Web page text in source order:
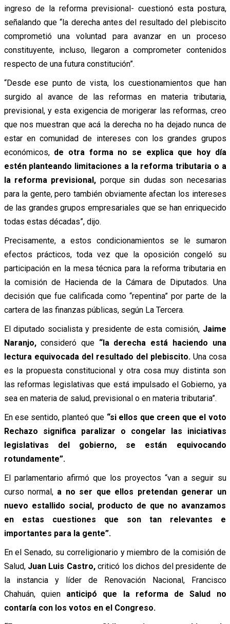
ingreso de la reforma previsional- cuestionó esta postura,
señalando que “la derecha antes del resultado del plebiscito
comprometió una voluntad para avanzar en un proceso
constituyente, incluso, llegaron a comprometer contenidos
respecto de una futura constitución”.
“Desde ese punto de vista, los cuestionamientos que han
surgido al avance de las reformas en materia tributaria,
previsional, y esta exigencia de morigerar las reformas, creo
que nos muestran que acá la derecha no ha dejado nunca de
estar en comunidad de intereses con los grandes grupos
económicos, de otra forma no se explica que hoy día
estén planteando limitaciones a la reforma tributaria o a
la reforma previsional, porque sin dudas son necesarias
para la gente, pero también obviamente afectan los intereses
de las grandes grupos empresariales que se han enriquecido
todas estas décadas”, dijo.
Precisamente, a estos condicionamientos se le sumaron
efectos prácticos, toda vez que la oposición congeló su
participación en la mesa técnica para la reforma tributaria en
la comisión de Hacienda de la Cámara de Diputados. Una
decisión que fue calificada como “repentina” por parte de la
cartera de las finanzas públicas, según La Tercera.
El diputado socialista y presidente de esta comisión, Jaime
Naranjo,consideró que “la derecha está haciendo una
lectura equivocada del resultado del plebiscito. Una cosa
es la propuesta constitucional y otra cosa muy distinta son
las reformas legislativas que está impulsado el Gobierno, ya
sea en materia de salud, previsional o en materia tributaria”.
En ese sentido, planteó que “si ellos que creen que el voto
Rechazo significa paralizar o congelar las iniciativas
legislativas del gobierno, se están equivocando
rotundamente”.
El parlamentario afirmó que los proyectos “van a seguir su
curso normal, a no ser que ellos pretendan generar un
nuevo estallido social, producto de que no avanzamos
en estas cuestiones que son tan relevantes e
importantes para la gente”.
En el Senado, su correligionario y miembro de la comisión de
Salud, Juan Luis Castro,criticó los dichos del presidente de
la instancia y líder de Renovación Nacional, Francisco
Chahuán, quien anticipó que la reforma de Salud no
contaría con los votos en el Congreso.